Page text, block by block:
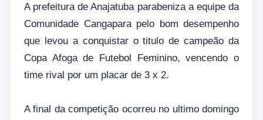
A prefeitura de Anajatuba parabeniza a equipe da
Comunidade Cangapara pelo bom desempenho
que levou a conquistar o titulo de campeão da
Copa Afoga de Futebol Feminino, vencendo o
time rival por um placar de 3 x 2.
A final da competição ocorreu no ultimo domingo